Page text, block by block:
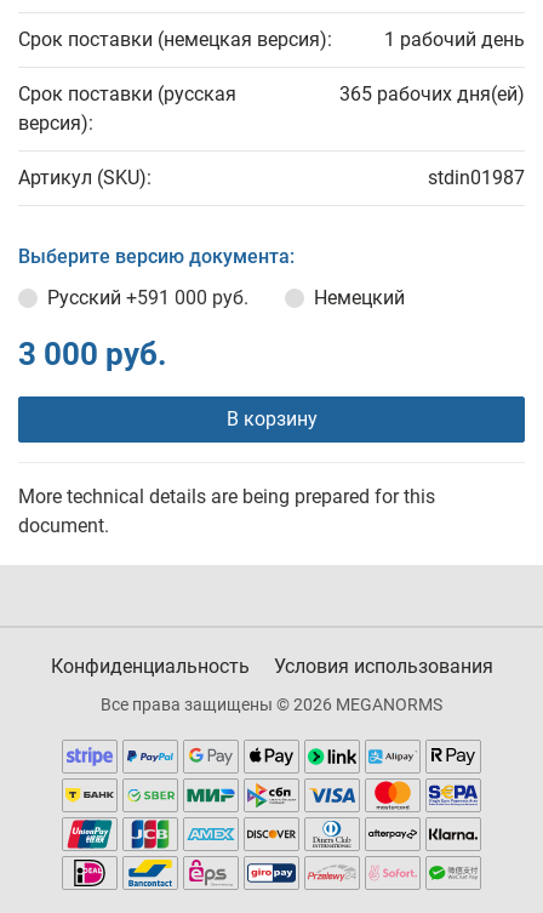
Срок поставки (немецкая версия): 1 рабочий день
Срок поставки (русская
версия):
365 рабочих дня(ей)
Артикул (SKU): stdin01987
Выберите версию документа:
Русский +591 000 руб. Немецкий
3 000 руб.
В корзину
More technical details are being prepared for this
document.
Конфиденциальность Условия использования
Все права защищены © 2026 MEGANORMS